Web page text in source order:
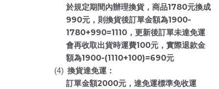
於規定期間內辦理換貨，商品1780元換成
990元，則換貨後訂單金額為1900-
1780+990=1110 ，更新後訂單未達免運
會再收取出貨時運費100元，實際退款金
額為1900-(1110+100)=690元
(4) 換貨達免運：
訂單金額2000元，達免運標準免收運